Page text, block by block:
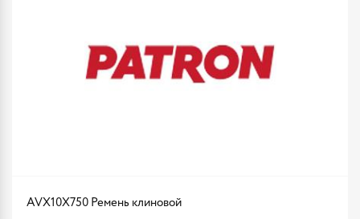
AVX10X750 Ремень клиновой